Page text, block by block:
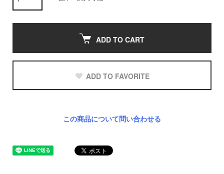
ADD TO CART
ADD TO FAVORITE
この商品について問い合わせる